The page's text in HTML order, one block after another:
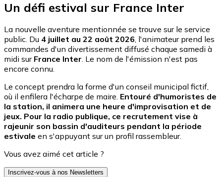
Un défi estival sur France Inter
La nouvelle aventure mentionnée se trouve sur le service
public. Du 4 juillet au 22 août 2026, l'animateur prend les
commandes d'un divertissement diffusé chaque samedi à
midi sur France Inter. Le nom de l'émission n'est pas
encore connu.
Le concept prendra la forme d'un conseil municipal fictif,
où il enfilera l'écharpe de maire. Entouré d'humoristes de
la station, il animera une heure d'improvisation et de
jeux. Pour la radio publique, ce recrutement vise à
rajeunir son bassin d'auditeurs pendant la période
estivale en s'appuyant sur un profil rassembleur.
Vous avez aimé cet article ?
Inscrivez-vous à nos Newsletters